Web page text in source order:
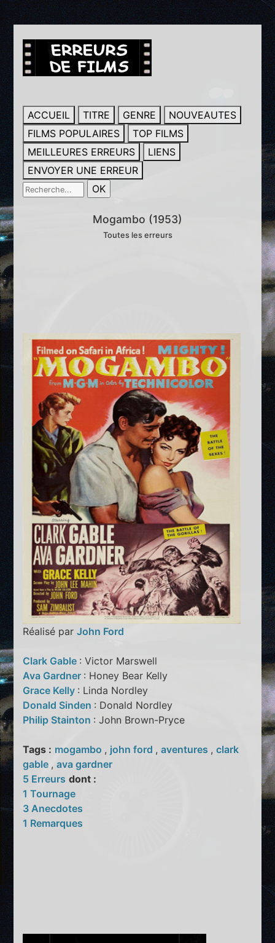
ACCUEIL TITRE GENRE
NOUVEAUTES
FILMS POPULAIRES
TOP FILMS
MEILLEURES ERREURS
LIENS
ENVOYER UNE ERREUR
Mogambo (1953)
Toutes les erreurs
Réalisé parJohn Ford
Clark Gable : Victor Marswell
Ava Gardner : Honey Bear Kelly
Grace Kelly : Linda Nordley
Donald Sinden : Donald Nordley
Philip Stainton : John Brown-Pryce
Tags : mogambo , john ford ,aventures ,clark
gable ,ava gardner
5 Erreurs dont :
1 Tournage
3 Anecdotes
1 Remarques